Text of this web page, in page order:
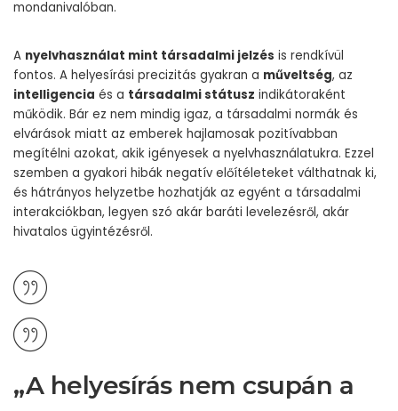
mondanivalóban.
A nyelvhasználat mint társadalmi jelzés is rendkívül
fontos. A helyesírási precizitás gyakran a műveltség, az
intelligencia és a társadalmi státusz indikátoraként
működik. Bár ez nem mindig igaz, a társadalmi normák és
elvárások miatt az emberek hajlamosak pozitívabban
megítélni azokat, akik igényesek a nyelvhasználatukra. Ezzel
szemben a gyakori hibák negatív előítéleteket válthatnak ki,
és hátrányos helyzetbe hozhatják az egyént a társadalmi
interakciókban, legyen szó akár baráti levelezésről, akár
hivatalos ügyintézésről.
„A helyesírás nem csupán a